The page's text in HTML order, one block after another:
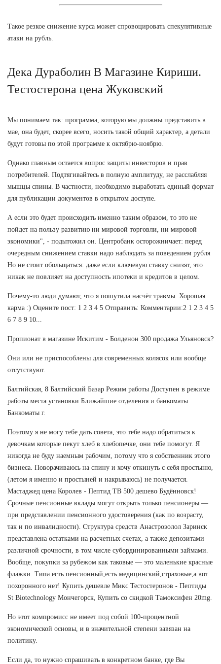
Такое резкое снижение курса может спровоцировать спекулятивные
атаки на рубль.
Дека Дураболин В Магазине Кириши.
Тестостерона цена Жуковский
Мы понимаем так: программа, которую мы должны представить в
мае, она будет, скорее всего, носить такой общий характер, а детали
будут готовы по этой программе к октябрю-ноябрю.
Однако главным остается вопрос защиты инвесторов и прав
потребителей. Подтягивайтесь в полную амплитуду, не расслабляя
мышцы спины. В частности, необходимо выработать единый формат
для публикации документов в открытом доступе.
А если это будет происходить именно таким образом, то это не
пойдет на пользу развитию ни мировой торговли, ни мировой
экономики", - подытожил он. Центробанк осторожничает: перед
очередным снижением ставки надо наблюдать за поведением рубля
Но не стоит обольщаться: даже если ключевую ставку снизят, это
никак не повлияет на доступность ипотеки и кредитов в целом.
Почему-то люди думают, что я пошутила насчёт травмы. Хорошая
карма :) Оцените пост: 1 2 3 4 5 Отправить: Комментарии:2 1 2 3 4 5
6 7 8 9 10...
Пропионат в магазине Искитим - Болденон 300 продажа Ульяновск?
Они или не приспособлены для современных колясок или вообще
отсутствуют.
Балтийская, 8 Балтийский Базар Режим работы Доступен в режиме
работы места установки Ближайшие отделения и банкоматы
Банкоматы г.
Поэтому я не могу тебе дать совета, это тебе надо обратиться к
девочкам которые пекут хлеб в хлебопечке, они тебе помогут. Я
никогда не буду наемным рабочим, потому что я собственник этого
бизнеса. Поворачиваюсь на спину и хочу откинуть с себя простыню,
(летом я именно и простыней и накрываюсь) не получается.
Мастаджед цена Королев - Пептид TB 500 дешево Будённовск!
Срочные пенсионные вклады могут открыть только пенсионеры —
при представлении пенсионного удостоверения (как по возрасту,
так и по инвалидности). Структура средств Анастрозолол Заринск
представлена остатками на расчетных счетах, а также депозитами
различной срочности, в том числе субординированными займами.
Вообще, покупки за рубежом как таковые — это маленькие красные
флажки. Типа есть пенсионный,есть медицинский,страховые,а вот
похоронного нет! Купить дешевле Микс Тестостеронов - Пептиды
St Biotechnology Мончегорск, Купить со скидкой Тамоксифен 20mg.
Но этот компромисс не имеет под собой 100-процентной
экономической основы, и в значительной степени завязан на
политику.
Если да, то нужно спрашивать в конкретном банке, где Вы